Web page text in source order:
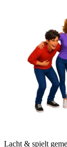
Lacht & spielt